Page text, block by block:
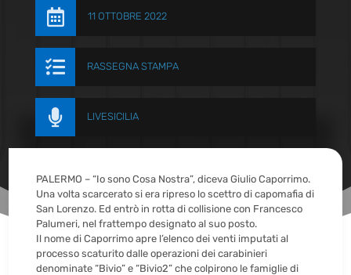
 11 OTTOBRE 2022
 RASSEGNA STAMPA
 LIVESICILIA
PALERMO – “Io sono Cosa Nostra”, diceva Giulio Caporrimo.
Una volta scarcerato si era ripreso lo scettro di capomafia di
San Lorenzo. Ed entrò in rotta di collisione con Francesco
Palumeri, nel frattempo designato al suo posto.
Il nome di Caporrimo apre l’elenco dei venti imputati al
processo scaturito dalle operazioni dei carabinieri
denominate “Bivio” e “Bivio2” che colpirono le famiglie di